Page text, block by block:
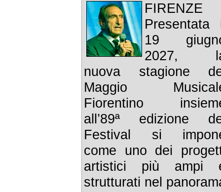
FIRENZE
Presentata
19
2027,
nuova stagione
Maggio
Fiorentino
all’89ª edizione
Festival si
come uno dei
artistici più ampi
strutturati nel